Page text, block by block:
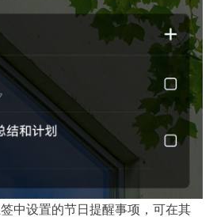
中设置的节日提醒事项，可在其